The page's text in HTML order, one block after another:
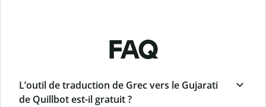
FAQ
L’outil de traduction de Grec vers le Gujarati
de Quillbot est-il gratuit ?